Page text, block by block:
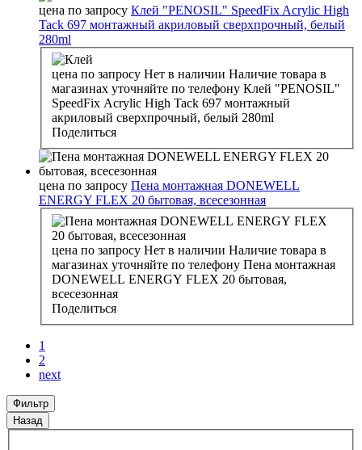
цена по запросу Клей "PENOSIL" SpeedFix Acrylic High
Tack 697 монтажный акриловый сверхпрочный, белый
280ml
цена по запросу Нет в наличии Наличие товара в
магазинах уточняйте по телефону Клей "PENOSIL"
SpeedFix Acrylic High Tack 697 монтажный
акриловый сверхпрочный, белый 280ml
Поделиться
цена по запросу Пена монтажная DONEWELL
ENERGY FLEX 20 бытовая, всесезонная
цена по запросу Нет в наличии Наличие товара в
магазинах уточняйте по телефону Пена монтажная
DONEWELL ENERGY FLEX 20 бытовая,
всесезонная
Поделиться
1
2
next
Фильтр
Назад